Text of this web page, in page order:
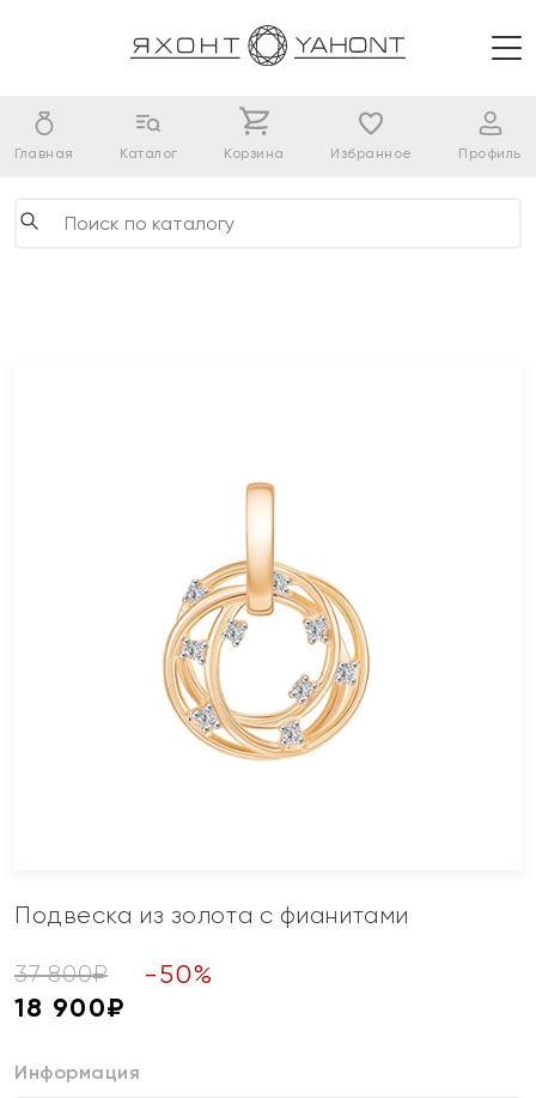
Главная Каталог Корзина Избранное Профиль
Подвеска из золота с фианитами
37 800₽ -50%
18 900₽
Информация